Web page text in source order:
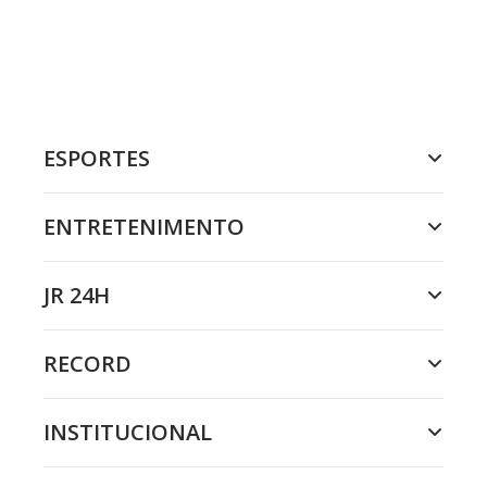
ESPORTES
ENTRETENIMENTO
JR 24H
RECORD
INSTITUCIONAL